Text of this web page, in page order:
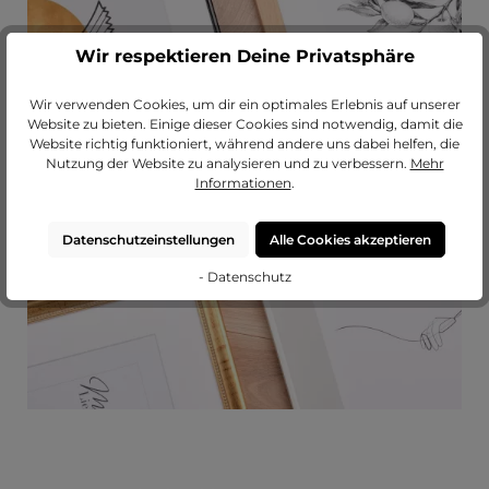
Passendes Passepartout?
Erweitere deinen Rahmen mit einem
hochwertigen Passepartout von
zu unseren Passepartouts
Wir respektieren Deine Privatsphäre
Wir verwenden Cookies, um dir ein optimales Erlebnis auf unserer
Website zu bieten. Einige dieser Cookies sind notwendig, damit die
Website richtig funktioniert, während andere uns dabei helfen, die
Nutzung der Website zu analysieren und zu verbessern. Mehr
Informationen.
Datenschutzeinstellungen Alle Cookies akzeptieren
- Datenschutz